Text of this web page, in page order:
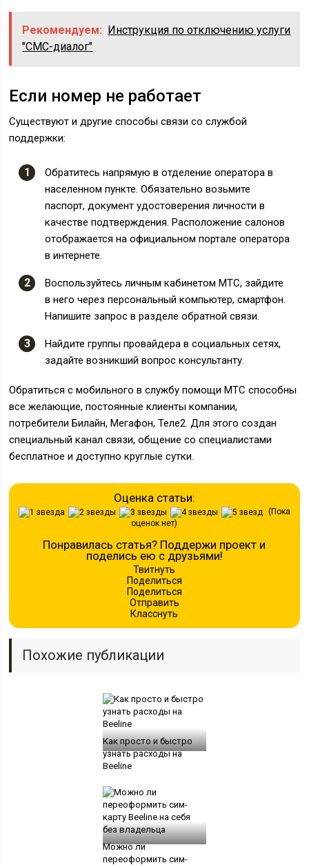
Рекомендуем: Инструкция по отключению услуги
"СМС-диалог"
Если номер не работает
Существуют и другие способы связи со службой
поддержки:
Обратитесь напрямую в отделение оператора в
населенном пункте. Обязательно возьмите
паспорт, документ удостоверения личности в
качестве подтверждения. Расположение салонов
отображается на официальном портале оператора
в интернете.
Воспользуйтесь личным кабинетом МТС, зайдите
в него через персональный компьютер, смартфон.
Напишите запрос в разделе обратной связи.
Найдите группы провайдера в социальных сетях,
задайте возникший вопрос консультанту.
Обратиться с мобильного в службу помощи МТС способны
все желающие, постоянные клиенты компании,
потребители Билайн, Мегафон, Теле2. Для этого создан
специальный канал связи, общение со специалистами
бесплатное и доступно круглые сутки.
Оценка статьи:
(Пока
оценок нет)
Понравилась статья? Поддержи проект и
поделись ею с друзьями!
Твитнуть
Поделиться
Поделиться
Отправить
Класснуть
Похожие публикации
Как просто и быстро
узнать расходы на
Beeline
Можно ли
переоформить сим-